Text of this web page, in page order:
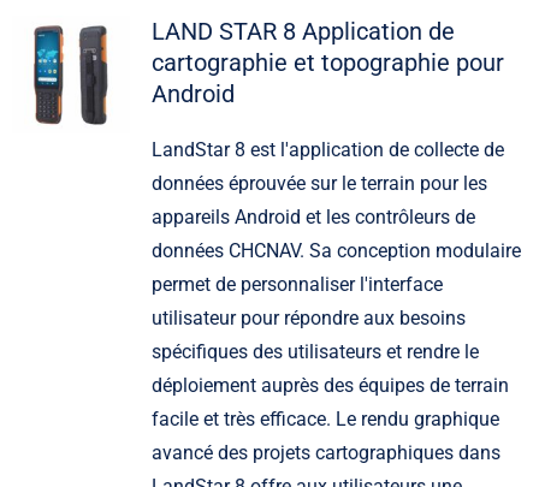
LAND STAR 8 Application de
cartographie et topographie pour
Android
LandStar 8 est l'application de collecte de
données éprouvée sur le terrain pour les
appareils Android et les contrôleurs de
données CHCNAV. Sa conception modulaire
permet de personnaliser l'interface
utilisateur pour répondre aux besoins
spécifiques des utilisateurs et rendre le
déploiement auprès des équipes de terrain
facile et très efficace. Le rendu graphique
avancé des projets cartographiques dans